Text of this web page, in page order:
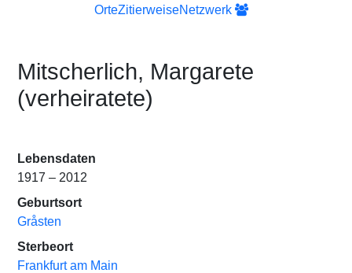
OrteZitierweiseNetzwerk
Mitscherlich, Margarete
(verheiratete)
Lebensdaten
1917 – 2012
Geburtsort
Gråsten
Sterbeort
Frankfurt am Main